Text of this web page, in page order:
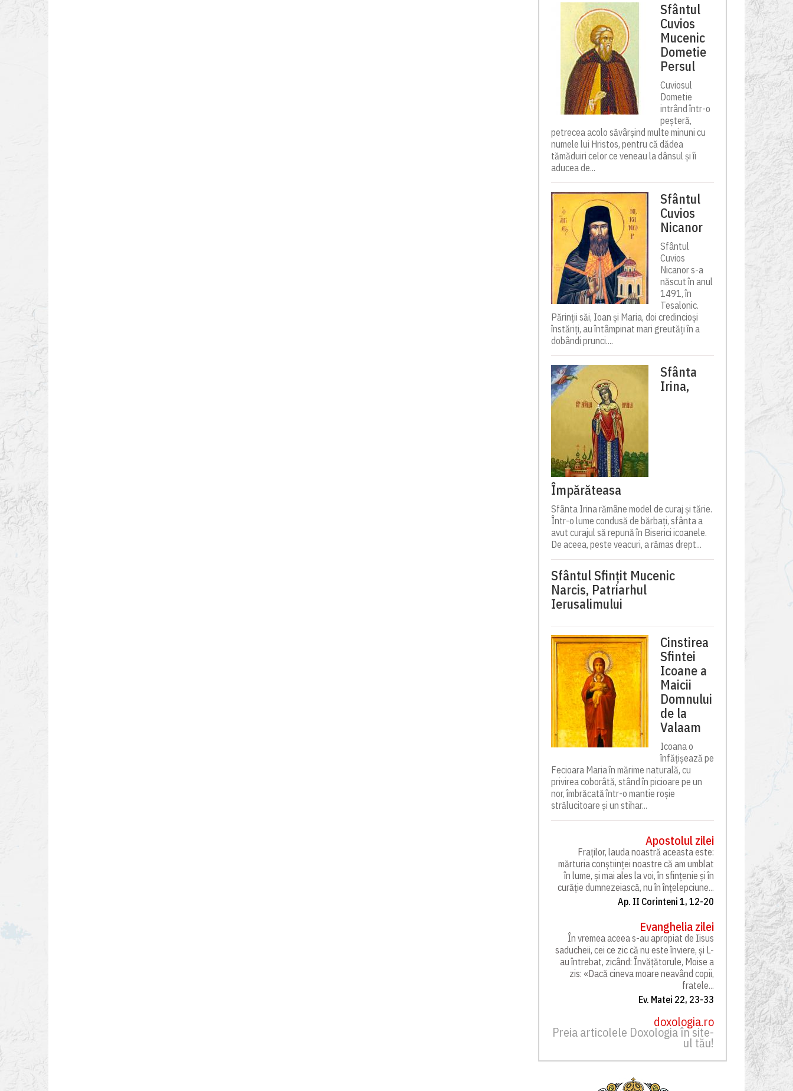
Sfântul
Cuvios
Mucenic
Dometie
Persul
Cuviosul
Dometie
intrând într-o
peșteră,
petrecea acolo săvârșind multe minuni cu
numele lui Hristos, pentru că dădea
tămăduiri celor ce veneau la dânsul și îi
aducea de...
Sfântul
Cuvios
Nicanor
Sfântul
Cuvios
Nicanor s-a
născut în anul
1491, în
Tesalonic.
Părinții săi, Ioan și Maria, doi credincioși
înstăriți, au întâmpinat mari greutăți în a
dobândi prunci....
Sfânta
Irina,
Împărăteasa
Sfânta Irina rămâne model de curaj și tărie.
Într-o lume condusă de bărbați, sfânta a
avut curajul să repună în Biserici icoanele.
De aceea, peste veacuri, a rămas drept...
Sfântul Sfinţit Mucenic
Narcis, Patriarhul
Ierusalimului
Cinstirea
Sfintei
Icoane a
Maicii
Domnului
de la
Valaam
Icoana o
înfățișează pe
Fecioara Maria în mărime naturală, cu
privirea coborâtă, stând în picioare pe un
nor, îmbrăcată într-o mantie roșie
strălucitoare și un stihar...
Apostolul zilei
Fraților, lauda noastră aceasta este:
mărturia conștiinței noastre că am umblat
în lume, și mai ales la voi, în sfințenie și în
curăție dumnezeiască, nu în înțelepciune...
Ap. II Corinteni 1, 12-20
Evanghelia zilei
În vremea aceea s-au apropiat de Iisus
saducheii, cei ce zic că nu este înviere, și L-
au întrebat, zicând: Învățătorule, Moise a
zis: «Dacă cineva moare neavând copii,
fratele...
Ev. Matei 22, 23-33
doxologia.ro
Preia articolele Doxologia în site-
ul tău!